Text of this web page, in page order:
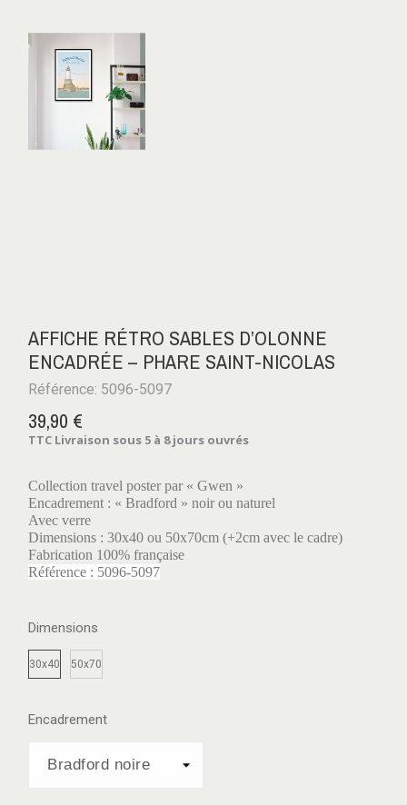
AFFICHE RÉTRO SABLES D’OLONNE
ENCADRÉE – PHARE SAINT-NICOLAS
Référence: 5096-5097
39,90 €
TTC Livraison sous 5 à 8 jours ouvrés
Collection travel poster par « Gwen »
Encadrement : « Bradford » noir ou naturel
Avec verre
Dimensions : 30x40 ou 50x70cm (+2cm avec le cadre)
Fabrication 100% française
Référence : 5096-5097
Dimensions
30x40 50x70
Encadrement